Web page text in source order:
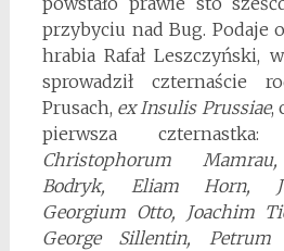
przybyciu nad Bug. Podaje
hrabia Rafał Leszczyński,
sprowadził
Prusach, ex Insulis Prussiae,
pierwsza
Christophorum
Bodryk, Eliam Horn,
Georgium Otto, Joachim
George Sillentin,